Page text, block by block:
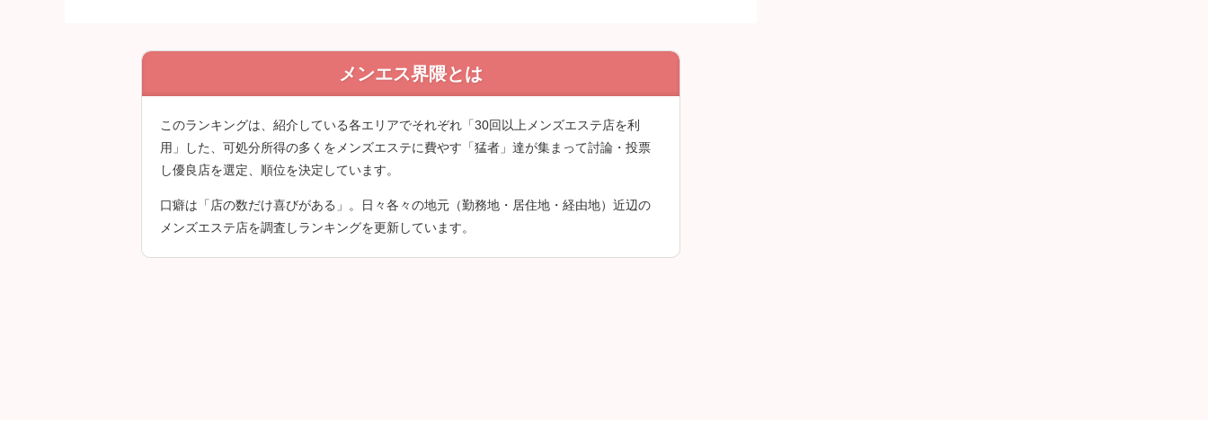
クチコミは会員登録後に投稿できます。
メンエス界隈とは
このランキングは、紹介している各エリアでそれぞれ「30回以上メンズエステ店を利
用」した、可処分所得の多くをメンズエステに費やす「猛者」達が集まって討論・投票
し優良店を選定、順位を決定しています。
口癖は「店の数だけ喜びがある」。日々各々の地元（勤務地・居住地・経由地）近辺の
メンズエステ店を調査しランキングを更新しています。